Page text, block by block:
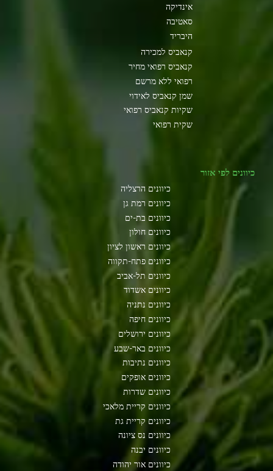
אינדיקה
סאטיבה
היבריד
קנאביס למכירה
קנאביס רפואי מחיר
רפואי ללא מרשם
שמן קנאביס לאידוי
שקיות קנאביס רפואי
שקית רפואי
כיוונים לפי אזור
כיוונים הרצליה
כיוונים רמת גן
כיוונים בת-ים
כיוונים חולון
כיוונים ראשון לציון
כיוונים פתח-תקווה
כיוונים תל-אביב
כיוונים אשדוד
כיוונים נתניה
כיוונים חיפה
כיוונים ירושלים
כיוונים באר-שבע
כיוונים נתיבות
כיוונים אופקים
כיוונים שדרות
כיוונים קריית מלאכי
כיוונים קריית גת
כיוונים נס ציונה
כיוונים יבנה
כיוונים אור יהודה